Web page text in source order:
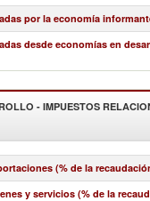
por la economía
desde economías en
- IMPUESTOS
(% de la
y servicios (% de la